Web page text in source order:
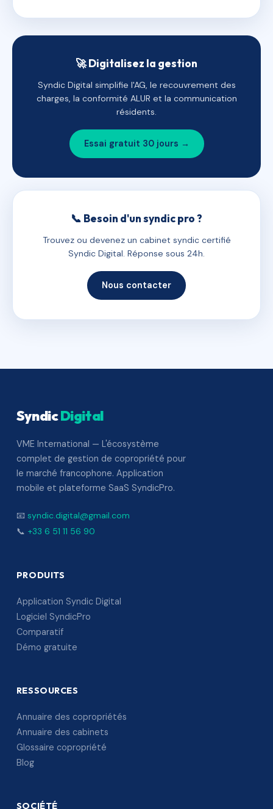
🚀 Digitalisez la gestion
Syndic Digital simplifie l'AG, le recouvrement des
charges, la conformité ALUR et la communication
résidents.
Essai gratuit 30 jours →
📞 Besoin d'un syndic pro ?
Trouvez ou devenez un cabinet syndic certifié
Syndic Digital. Réponse sous 24h.
Nous contacter
SyndicDigital
VME International — L'écosystème
complet de gestion de copropriété pour
le marché francophone. Application
mobile et plateforme SaaS SyndicPro.
📧 syndic.digital@gmail.com
📞 +33 6 51 11 56 90
PRODUITS
Application Syndic Digital
Logiciel SyndicPro
Comparatif
Démo gratuite
RESSOURCES
Annuaire des copropriétés
Annuaire des cabinets
Glossaire copropriété
Blog
SOCIÉTÉ